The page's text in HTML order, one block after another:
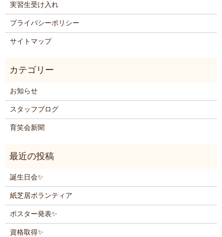
実習生受け入れ
プライバシーポリシー
サイトマップ
お知らせ
スタッフブログ
育笑会新聞
誕生日会✨
紙芝居ボランティア
ポスター発表✨
資格取得✨